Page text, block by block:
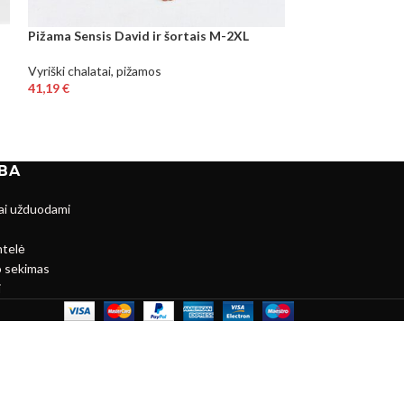
Pižama Sensis David ir šortais M-2XL
Vyriški chalatai, pižamos
41,19€
užduodami
sekimas